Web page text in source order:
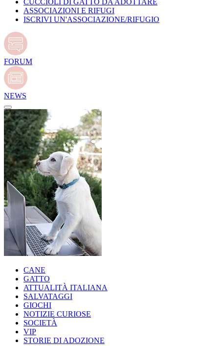
CUCCIOLI DI GATTO DA ADOTTARE
ASSOCIAZIONI E RIFUGI
ISCRIVI UN'ASSOCIAZIONE/RIFUGIO
FORUM
NEWS
CANE
GATTO
ATTUALITÀ ITALIANA
SALVATAGGI
GIOCHI
NOTIZIE CURIOSE
SOCIETÀ
VIP
STORIE DI ADOZIONE